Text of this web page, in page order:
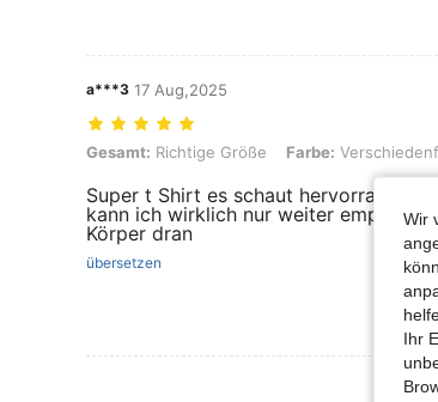
a***3 17 Aug,2025
Gesamt: Richtige Größe, Farbe: Verschiedenfarbig,
Gesamt: Richtige Größe Farbe:
Super t Shirt es schaut hervorragend
kann ich wirklich nur weiter
Körper dran
übersetzen
Wir
Ihr